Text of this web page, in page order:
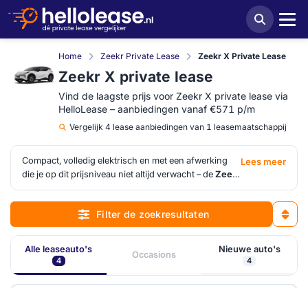
Home Zeekr Private Lease Zeekr X Private Lease
Zeekr X private lease
Vind de laagste prijs voor Zeekr X private lease via
HelloLease – aanbiedingen vanaf €571 p/m
Vergelijk 4 lease aanbiedingen van 1 leasemaatschappij
Compact, volledig elektrisch en met een afwerking
die je op dit prijsniveau niet altijd verwacht – de Zeekr
Xis Geely's antwoord op de vraag of een Chinese EV
in het B-SUV-segment daadwerkelijk premium kan
aanvoelen. Het interieur is verzorgd, de
rijassistentiesystemen zijn uitgebreid en de
buitenproporties zijn aangenamer dan veel
concurrenten in dezelfde klasse.Zeekr X private
leasespreekt rijders aan die een compacte
elektrische SUV willen zonder te landen in het
Lees meer
Filter de zoekresultaten
Alle leaseauto's
4
Occasions Nieuwe auto's
4